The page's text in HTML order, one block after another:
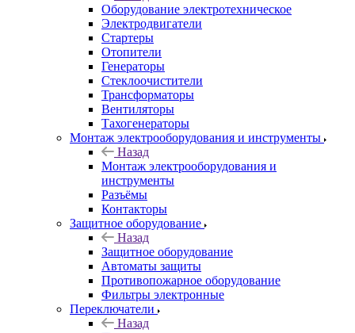
Оборудование электротехническое
Электродвигатели
Стартеры
Отопители
Генераторы
Стеклоочистители
Трансформаторы
Вентиляторы
Тахогенераторы
Монтаж электрооборудования и инструменты
Назад
Монтаж электрооборудования и
инструменты
Разъёмы
Контакторы
Защитное оборудование
Назад
Защитное оборудование
Автоматы защиты
Противопожарное оборудование
Фильтры электронные
Переключатели
Назад